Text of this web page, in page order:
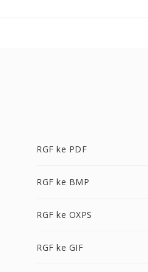
RGF ke PDF
RGF ke BMP
RGF ke OXPS
RGF ke GIF